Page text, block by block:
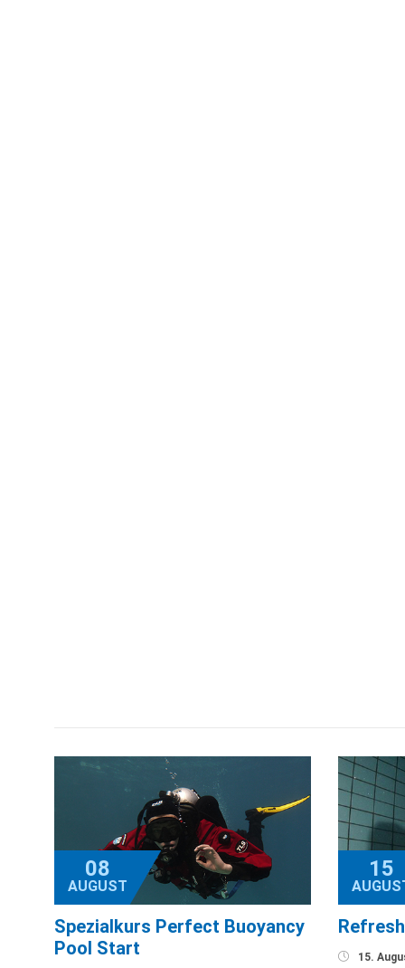
08
AUGUST
Spezialkurs Perfect Buoyancy
Pool Start
15
 15.